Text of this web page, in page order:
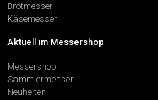
Brotmesser
Käsemesser
Aktuell im Messershop
Messershop
Sammlermesser
Neuheiten